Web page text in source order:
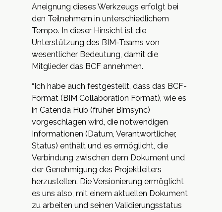
Aneignung dieses Werkzeugs erfolgt bei
den Teilnehmern in unterschiedlichem
Tempo. In dieser Hinsicht ist die
Unterstützung des BIM-Teams von
wesentlicher Bedeutung, damit die
Mitglieder das BCF annehmen.
“Ich habe auch festgestellt, dass das BCF-
Format (BIM Collaboration Format), wie es
in Catenda Hub (früher Bimsync)
vorgeschlagen wird, die notwendigen
Informationen (Datum, Verantwortlicher,
Status) enthält und es ermöglicht, die
Verbindung zwischen dem Dokument und
der Genehmigung des Projektleiters
herzustellen. Die Versionierung ermöglicht
es uns also, mit einem aktuellen Dokument
zu arbeiten und seinen Validierungsstatus